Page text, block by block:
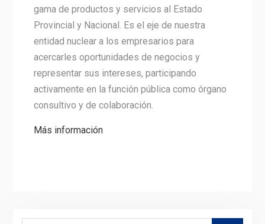
gama de productos y servicios al Estado
Provincial y Nacional. Es el eje de nuestra
entidad nuclear a los empresarios para
acercarles oportunidades de negocios y
representar sus intereses, participando
activamente en la función pública como órgano
consultivo y de colaboración.
Más información